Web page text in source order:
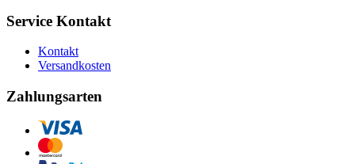
Service Kontakt
Kontakt
Versandkosten
Zahlungsarten